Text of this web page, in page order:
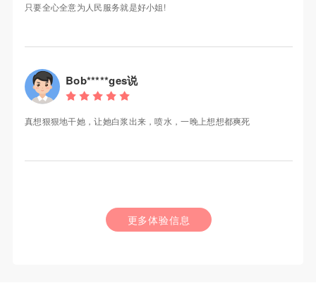
只要全心全意为人民服务就是好小姐!
Bob*****ges说
真想狠狠地干她，让她白浆出来，喷水，一晚上想想都爽死
更多体验信息